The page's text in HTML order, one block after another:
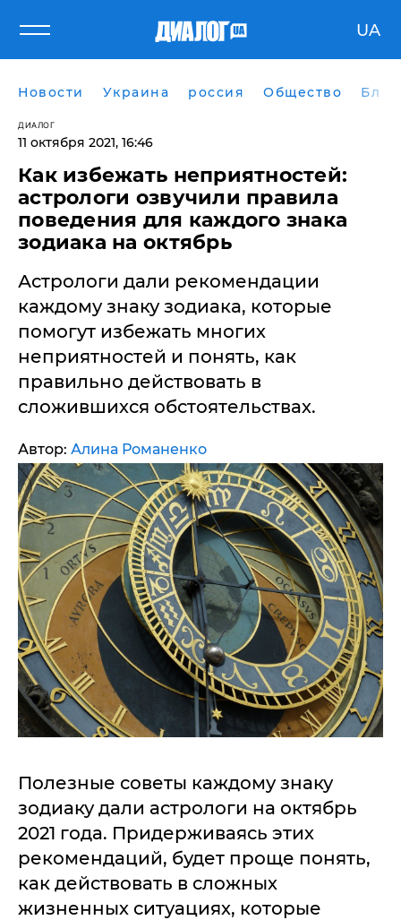
UA
Новости Украина россия Общество
ДИАЛОГ
11 октября 2021, 16:46
Как избежать неприятностей:
астрологи озвучили правила
поведения для каждого знака
зодиака на октябрь
Астрологи дали рекомендации
каждому знаку зодиака, которые
помогут избежать многих
неприятностей и понять, как
правильно действовать в
сложившихся обстоятельствах.
Автор: Алина Романенко
Полезные советы каждому знаку
зодиаку дали астрологи на октябрь
2021 года. Придерживаясь этих
рекомендаций, будет проще понять,
как действовать в сложных
жизненных ситуациях, которые